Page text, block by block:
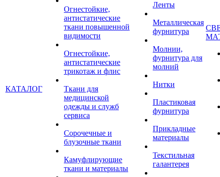
КАТАЛОГ
Огнестойкие,
антистатические
ткани повышенной
видимости
Огнестойкие,
антистатические
трикотаж и флис
Ткани для
медицинской
одежды и служб
сервиса
Сорочечные и
блузочные ткани
Камуфлирующие
ткани и материалы
Ленты
Металлическая
фурнитура
Молнии,
фурнитура для
молний
Нитки
Пластиковая
фурнитура
Прикладные
материалы
Текстильная
галантерея